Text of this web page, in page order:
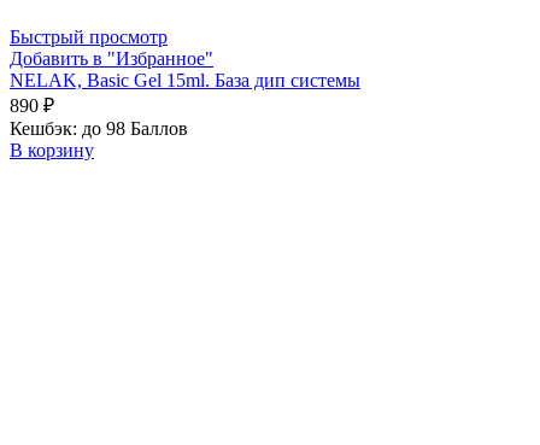
Быстрый просмотр
Добавить в "Избранное"
NELAK, Basic Gel 15ml. База дип системы
890 ₽
Кешбэк: до 98 Баллов
В корзину